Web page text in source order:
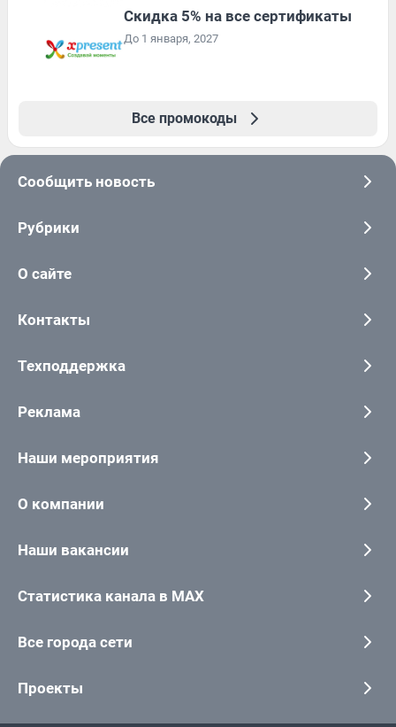
Скидка 5% на все сертификаты
До 1 января, 2027
Все промокоды
Сообщить новость
Рубрики
О сайте
Контакты
Техподдержка
Реклама
Наши мероприятия
О компании
Наши вакансии
Статистика канала в MAX
Все города сети
Проекты